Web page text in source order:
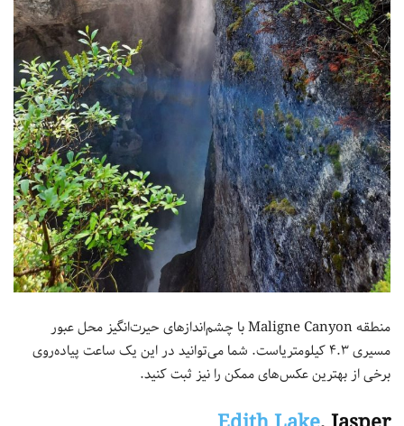
منطقه Maligne Canyon با چشم‌اندازهای حیرت‌انگیز محل عبور
مسیری ۴.۳ کیلومتریاست. شما می‌توانید در این یک ساعت پیاده‌روی
برخی از بهترین عکس‌های ممکن را نیز ثبت کنید.